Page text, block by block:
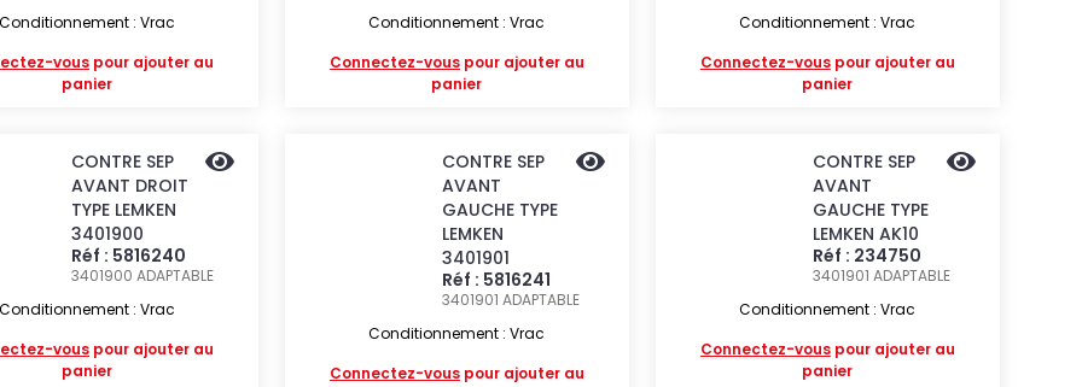
: Vrac
vous pour ajouter au
panier
Conditionnement : Vrac
Connectez-vouspour ajouter au
panier
Conditionnement : Vrac
Connectez-vouspour ajouter au
panier
CONTRE SEP
AVANT DROIT
TYPE LEMKEN
3401900
Réf : 5816240
3401900ADAPTABLE
: Vrac
vous pour ajouter au
panier
CONTRE SEP
AVANT
GAUCHE TYPE
LEMKEN
3401901
Réf : 5816241
3401901 ADAPTABLE
Conditionnement : Vrac
Connectez-vouspour ajouter au
CONTRE SEP
AVANT
GAUCHE TYPE
LEMKEN AK10
Réf : 234750
3401901 ADAPTABLE
Conditionnement : Vrac
Connectez-vouspour ajouter au
panier